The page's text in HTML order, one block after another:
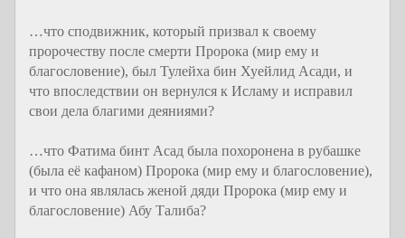
…что сподвижник, который призвал к своему
пророчеству после смерти Пророка (мир ему и
благословение), был Тулейха бин Хуейлид Асади, и
что впоследствии он вернулся к Исламу и исправил
свои дела благими деяниями?
…что Фатима бинт Асад была похоронена в рубашке
(была её кафаном) Пророка (мир ему и благословение),
и что она являлась женой дяди Пророка (мир ему и
благословение) Абу Талиба?